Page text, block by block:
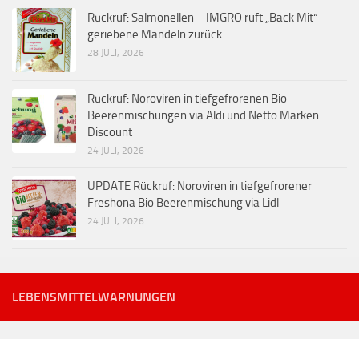
Rückruf: Salmonellen – IMGRO ruft „Back Mit“
geriebene Mandeln zurück
28 JULI, 2026
Rückruf: Noroviren in tiefgefrorenen Bio
Beerenmischungen via Aldi und Netto Marken
Discount
24 JULI, 2026
UPDATE Rückruf: Noroviren in tiefgefrorener
Freshona Bio Beerenmischung via Lidl
24 JULI, 2026
LEBENSMITTELWARNUNGEN